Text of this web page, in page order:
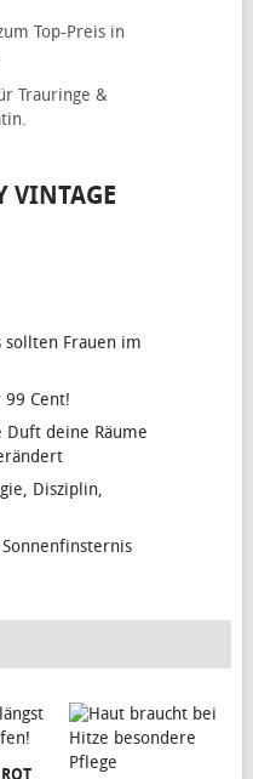
Top-Preis in
Trauringe &
VINTAGE
sollten Frauen im
Cent!
Duft deine Räume
Disziplin,